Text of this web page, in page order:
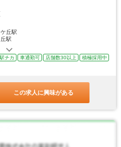
丘駅
駅
駅チカ 車通勤可 店舗数30以上
積極採用中
この求人に興味がある